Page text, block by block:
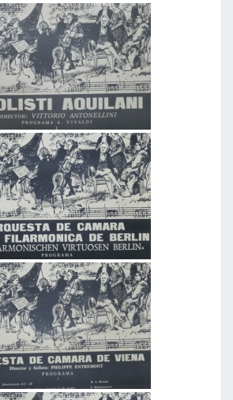
U
T
O
R
E
S
E
I
N
T
É
R
P
R
E
T
E
S
D
E
L
A
M